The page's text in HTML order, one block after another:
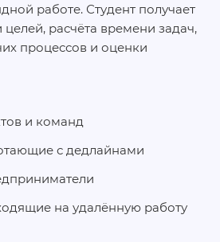
работе. Студент получает
расчёта времени задач,
процессов и оценки
и команд
с дедлайнами
на удалённую работу